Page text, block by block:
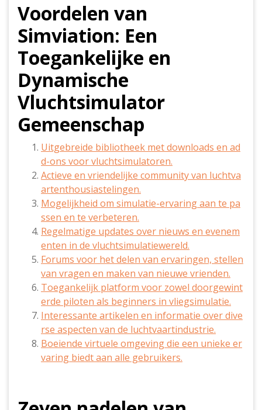
Voordelen van
Simviation: Een
Toegankelijke en
Dynamische
Vluchtsimulator
Gemeenschap
Uitgebreide bibliotheek met downloads en ad
d-ons voor vluchtsimulatoren.
Actieve en vriendelijke community van luchtva
artenthousiastelingen.
Mogelijkheid om simulatie-ervaring aan te pa
ssen en te verbeteren.
Regelmatige updates over nieuws en evenem
enten in de vluchtsimulatiewereld.
Forums voor het delen van ervaringen, stellen
van vragen en maken van nieuwe vrienden.
Toegankelijk platform voor zowel doorgewint
erde piloten als beginners in vliegsimulatie.
Interessante artikelen en informatie over dive
rse aspecten van de luchtvaartindustrie.
Boeiende virtuele omgeving die een unieke er
varing biedt aan alle gebruikers.